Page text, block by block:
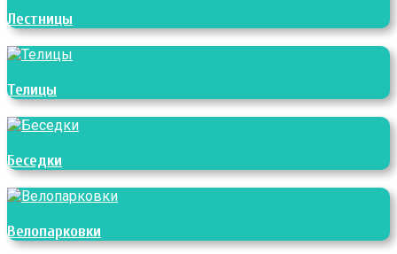
Лестницы
Телицы
Беседки
Велопарковки